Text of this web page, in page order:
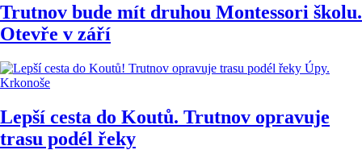
Trutnov bude mít druhou Montessori školu.
Otevře v září
Krkonoše
Lepší cesta do Koutů. Trutnov opravuje
trasu podél řeky